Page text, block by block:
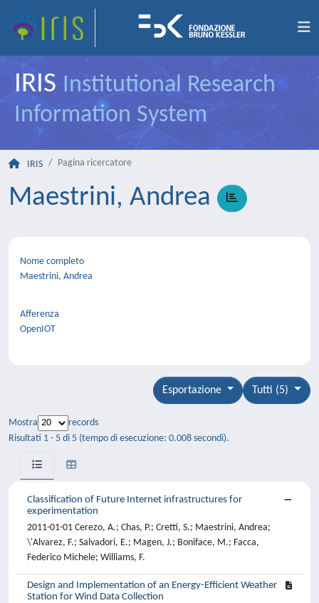
IRIS Institutional Research
Information System
IRIS Pagina ricercatore
Maestrini, Andrea
Nome completo
Maestrini, Andrea
Afferenza
OpenIOT
Tutti (5)
Esportazione
Mostra
records
Risultati 1 - 5 di 5 (tempo di esecuzione: 0.008 secondi).
Classification of Future Internet infrastructures for
experimentation
2011-01-01 Cerezo, A.; Chas, P.; Cretti, S.; Maestrini, Andrea;
\'Alvarez, F.; Salvadori, E.; Magen, J.; Boniface, M.; Facca,
Federico Michele; Williams, F.
Design and Implementation of an Energy-Efficient Weather
Station for Wind Data Collection